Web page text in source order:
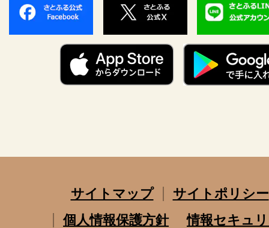
サイトマップ
サイトポリシー
個人情報保護方針
情報セキュ